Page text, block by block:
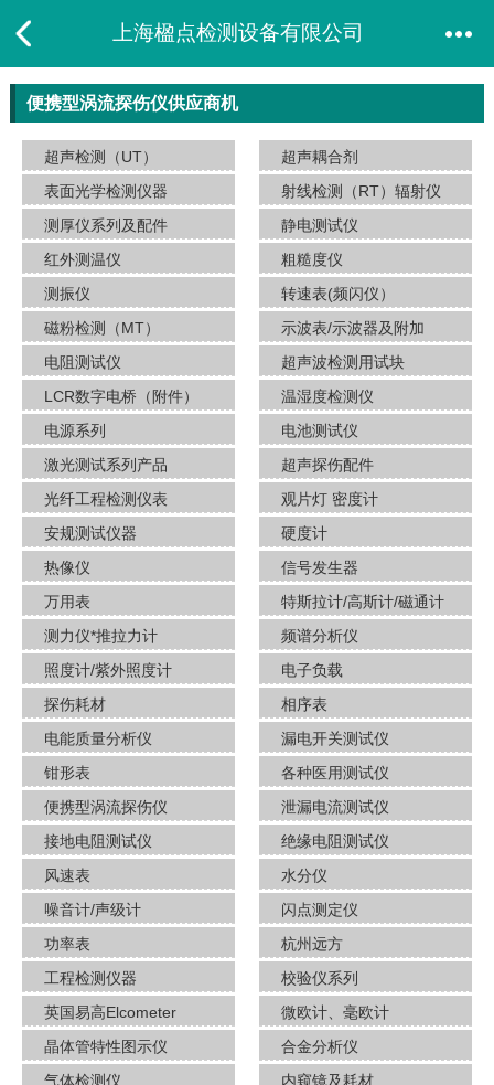
上海楹点检测设备有限公司
便携型涡流探伤仪供应商机
超声检测（UT）
超声耦合剂
表面光学检测仪器
射线检测（RT）辐射仪
测厚仪系列及配件
静电测试仪
红外测温仪
粗糙度仪
测振仪
转速表(频闪仪）
磁粉检测（MT）
示波表/示波器及附加
电阻测试仪
超声波检测用试块
LCR数字电桥（附件）
温湿度检测仪
电源系列
电池测试仪
激光测试系列产品
超声探伤配件
光纤工程检测仪表
观片灯 密度计
安规测试仪器
硬度计
热像仪
信号发生器
万用表
特斯拉计/高斯计​/磁通计
测力仪*推拉力计
频谱分析仪
照度计/紫外照度计
电子负载
探伤耗材
相序表
电能质量分析仪
漏电开关测试仪
钳形表
各种医用测试仪
便携型涡流探伤仪
泄漏电流测试仪
接地电阻测试仪
绝缘电阻测试仪
风速表
水分仪
噪音计/声级计
闪点测定仪
功率表
杭州远方
工程检测仪器
校验仪系列
英国易高Elcometer
微欧计、毫欧计
晶体管特性图示仪
合金分析仪
气体检测仪
内窥镜及耗材